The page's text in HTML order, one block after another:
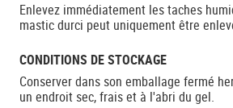
Enlevez immédiatement les taches
mastic durci peut uniquement être
CONDITIONS DE STOCKAGE
Conserver dans son emballage fermé
un endroit sec, frais et à l'abri du gel.